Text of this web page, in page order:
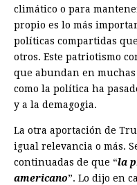
climático o para
propio es lo más
políticas com­partidas
otros. Este patriotismo
que abundan en
como la política ha
y a la demagogia.
La otra aportación de
igual relevancia o más.
continuadas de que “la
americano”. Lo dijo en